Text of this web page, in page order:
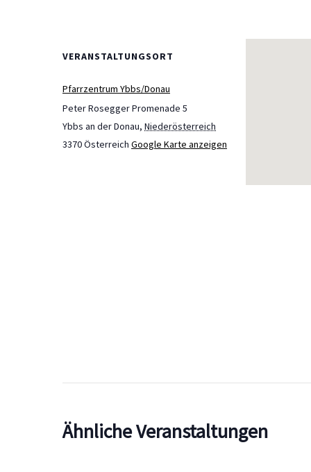
VERANSTALTUNGSORT
Pfarrzentrum Ybbs/Donau
Peter Rosegger Promenade 5
Ybbs an der Donau, Niederösterreich
3370Österreich Google Karte anzeigen
Ähnliche Veranstaltungen